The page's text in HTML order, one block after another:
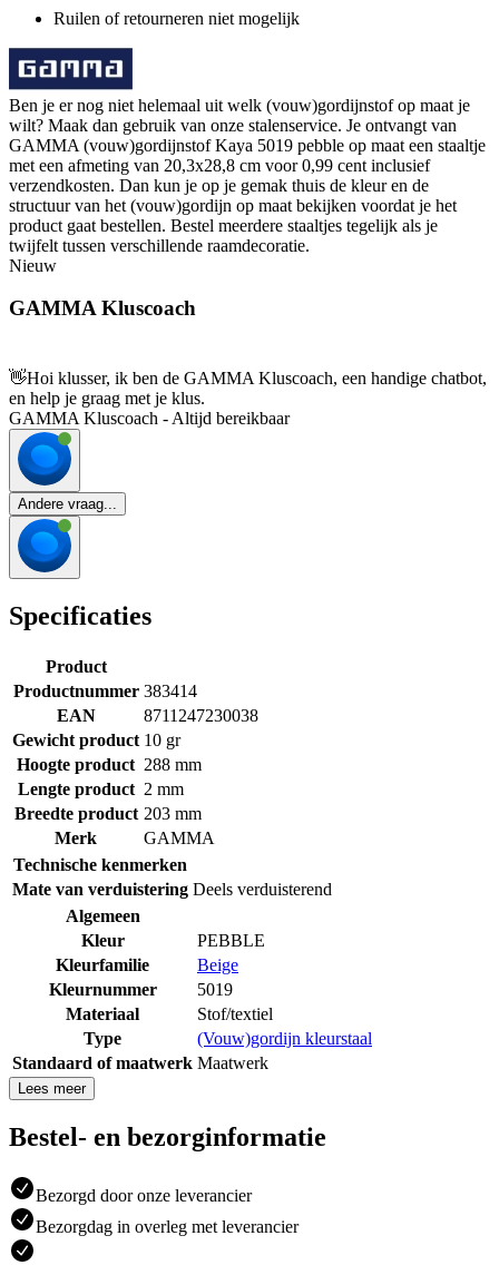
Ruilen of retourneren niet mogelijk
Ben je er nog niet helemaal uit welk (vouw)gordijnstof op maat je
wilt? Maak dan gebruik van onze stalenservice. Je ontvangt van
GAMMA (vouw)gordijnstof Kaya 5019 pebble op maat een staaltje
met een afmeting van 20,3x28,8 cm voor 0,99 cent inclusief
verzendkosten. Dan kun je op je gemak thuis de kleur en de
structuur van het (vouw)gordijn op maat bekijken voordat je het
product gaat bestellen. Bestel meerdere staaltjes tegelijk als je
twijfelt tussen verschillende raamdecoratie.
Nieuw
GAMMA Kluscoach
👋Hoi klusser, ik ben de GAMMA Kluscoach, een handige chatbot,
en help je graag met je klus.
GAMMA Kluscoach - Altijd bereikbaar
Andere vraag...
Specificaties
Product
Productnummer 383414
EAN
8711247230038
Gewicht product 10 gr
Hoogte product 288 mm
Lengte product 2 mm
Breedte product 203 mm
Merk
GAMMA
Technische kenmerken
Mate van verduistering Deels verduisterend
Algemeen
Kleur
PEBBLE
Kleurfamilie
Beige
Kleurnummer
5019
Materiaal
Stof/textiel
Type
(Vouw)gordijn kleurstaal
Standaard of maatwerk Maatwerk
Lees meer
Bestel- en bezorginformatie
Bezorgd door onze leverancier
Bezorgdag in overleg met leverancier